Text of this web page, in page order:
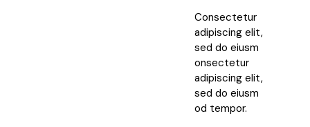
Consectetur
adipiscing elit,
sed do eiusm
onsectetur
adipiscing elit,
sed do eiusm
od tempor.